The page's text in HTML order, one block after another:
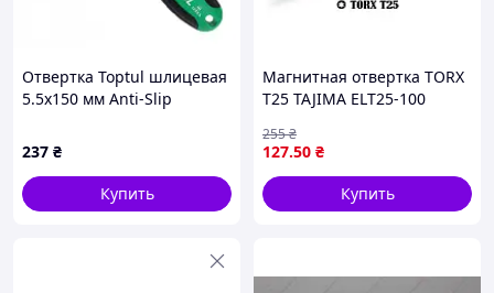
Отвертка Toptul шлицевая
5.5x150 мм Anti-Slip
237 ₴
Купить
Магнитная отвертка TORX
T25 TAJIMA ELT25-100
работы с крепежом
127.50 ₴
255₴
Купить